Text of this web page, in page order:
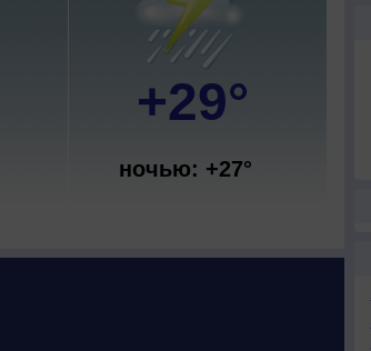
+29°
ночью: +27°